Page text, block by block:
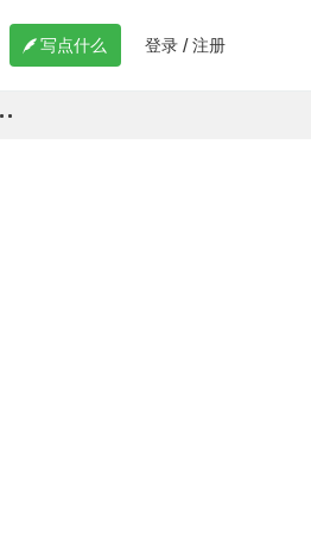
 写点什么 登录 / 注册